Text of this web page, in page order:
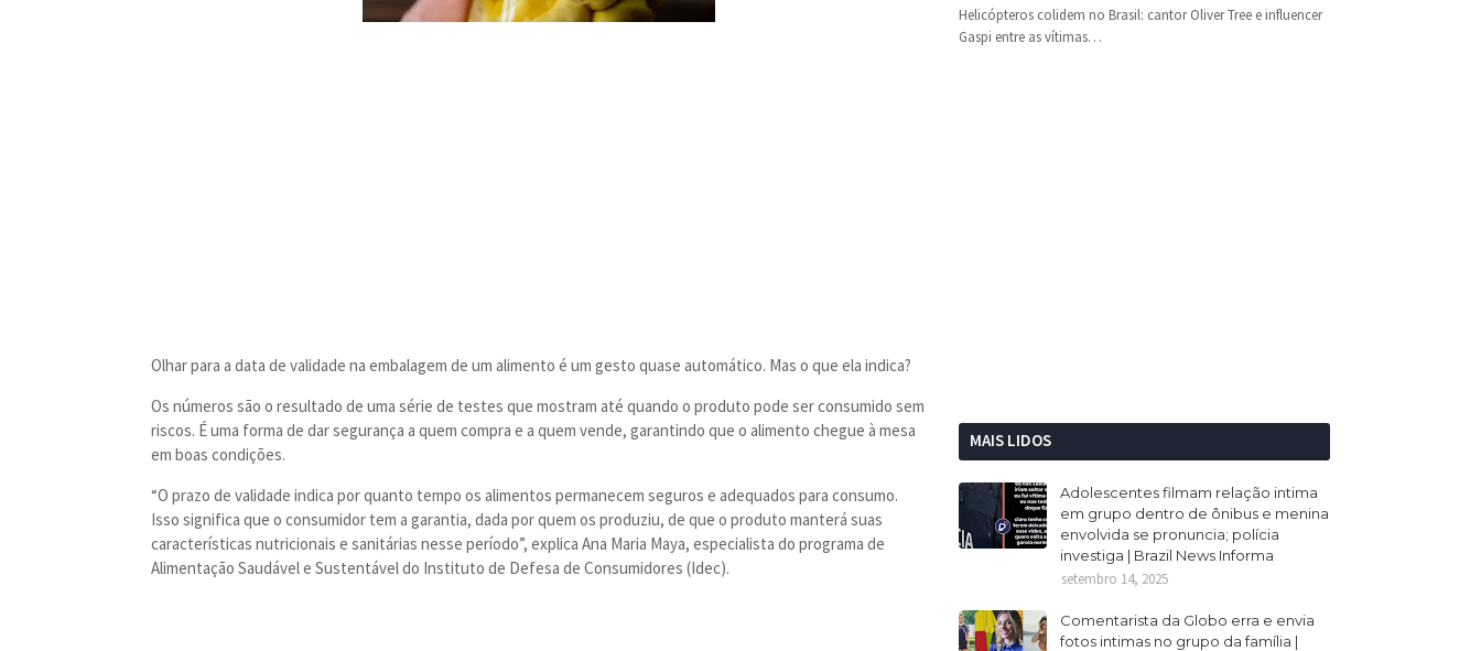
Olhar para a data de validade na embalagem de um alimento é um gesto quase automático. Mas o que ela indica?
Os números são o resultado de uma série de testes que mostram até quando o produto pode ser consumido sem
riscos. É uma forma de dar segurança a quem compra e a quem vende, garantindo que o alimento chegue à mesa
em boas condições.
“O prazo de validade indica por quanto tempo os alimentos permanecem seguros e adequados para consumo.
Isso significa que o consumidor tem a garantia, dada por quem os produziu, de que o produto manterá suas
características nutricionais e sanitárias nesse período”, explica Ana Maria Maya, especialista do programa de
Alimentação Saudável e Sustentável do Instituto de Defesa de Consumidores (Idec).
Helicópteros colidem no Brasil: cantor Oliver Tree e influencer
Gaspi entre as vítimas…
MAIS LIDOS
Adolescentes filmam relação intima
em grupo dentro de ônibus e menina
envolvida se pronuncia; polícia
investiga | Brazil News Informa
setembro 14, 2025
Comentarista da Globo erra e envia
fotos intimas no grupo da família |